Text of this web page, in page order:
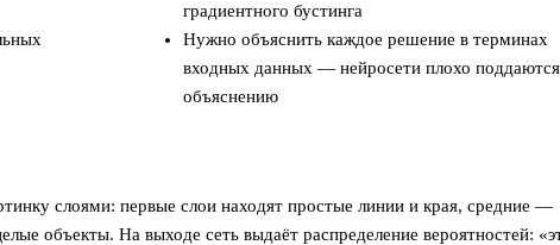
градиентного бустинга
Нужно объяснить каждое решение в терминах
входных данных — нейросети плохо поддаются
объяснению
слоями: первые слои находят простые линии и края, средние —
объекты. На выходе сеть выдаёт распределение вероятностей: